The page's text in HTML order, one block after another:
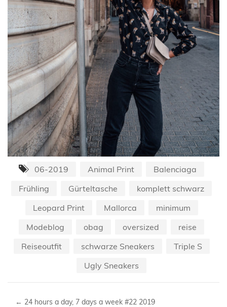
06-2019 Animal Print
Balenciaga
Frühling
Gürteltasche
komplett schwarz
Leopard Print
Mallorca
minimum
Modeblog
obag oversized
reise
Reiseoutfit
schwarze Sneakers
Triple S
Ugly Sneakers
← 24 hours a day, 7 days a week #22 2019